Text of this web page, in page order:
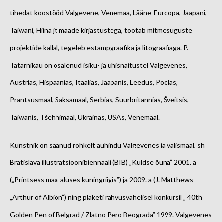
tihedat koostööd Valgevene, Venemaa, Lääne-Euroopa, Jaapani,
Taiwani, Hiina jt maade kirjastustega, töötab mitmesuguste
projektide kallal, tegeleb estampgraafika ja litograafiaga. P.
Tatarnikau on osalenud isiku- ja ühisnäitustel Valgevenes,
Austrias, Hispaanias, Itaalias, Jaapanis, Leedus, Poolas,
Prantsusmaal, Saksamaal, Serbias, Suurbritannias, Šveitsis,
Taiwanis, Tšehhimaal, Ukrainas, USAs, Venemaal.
Kunstnik on saanud rohkelt auhindu Valgevenes ja välismaal, sh
Bratislava illustratsioonibiennaali (BIB) „Kuldse õuna” 2001. a
(„Printsess maa-aluses kuningriigis”) ja 2009. a (J. Matthews
„Arthur of Albion”) ning plaketi rahvusvahelisel konkursil „ 40th
Golden Pen of Belgrad / Zlatno Pero Beograda” 1999. Valgevenes